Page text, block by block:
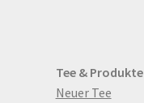
Tee & Produkte
Neuer Tee